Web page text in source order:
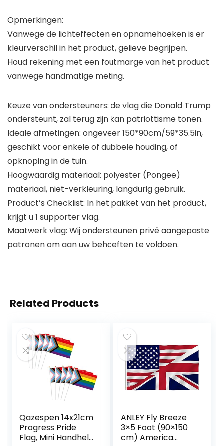
Opmerkingen:
Vanwege de lichteffecten en opnamehoeken is er
kleurverschil in het product, gelieve begrijpen.
Houd rekening met een foutmarge van het product
vanwege handmatige meting.
Keuze van ondersteuners: de vlag die Donald Trump
ondersteunt, zal terug zijn kan patriottisme tonen.
Ideale afmetingen: ongeveer 150*90cm/59*35.5in,
geschikt voor enkele of dubbele houding, of
opknoping in de tuin.
Hoogwaardig materiaal: polyester (Pongee)
materiaal, niet-verkleuring, langdurig gebruik.
Product’s Checklist: In het pakket van het product,
krijgt u 1 supporter vlag.
Maatwerk vlag: Wij ondersteunen privé aangepaste
patronen om aan uw behoeften te voldoen.
Related Products
Qazespen 14x21cm
Progress Pride
Flag, Mini Handheld
ANLEY Fly Breeze
3×5 Foot (90×150
cm) America